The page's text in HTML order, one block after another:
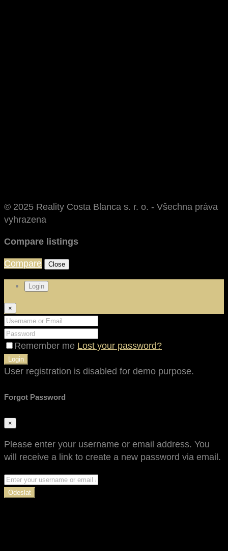
© 2025 Reality Costa Blanca s. r. o. - Všechna práva
vyhrazena
Compare listings
Compare Close
Login
×
Remember me Lost your password?
Login
User registration is disabled for demo purpose.
Forgot Password
×
Please enter your username or email address. You
will receive a link to create a new password via email.
Odeslat